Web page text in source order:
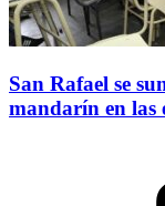
San Rafael se
mandarín en las